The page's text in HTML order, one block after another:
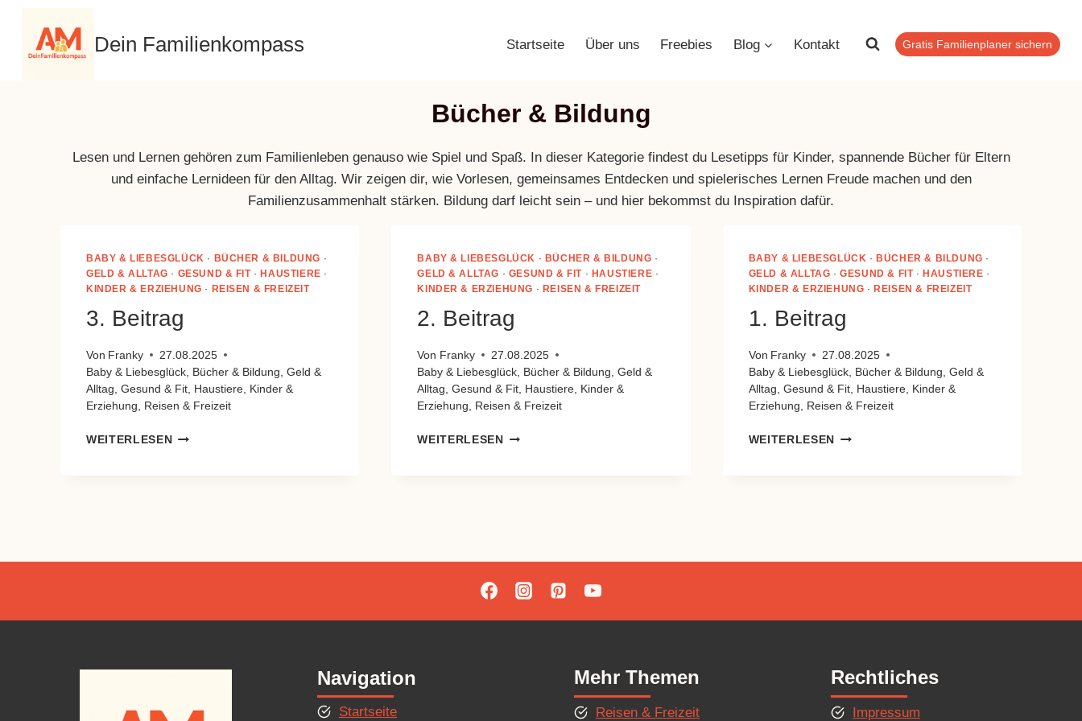
springen
Dein Familienkompass Startseite Über uns Freebies Blog Kontakt Gratis Familienplaner sichern
Bücher & Bildung
Lesen und Lernen gehören zum Familienleben genauso wie Spiel und Spaß. In dieser Kategorie findest du Lesetipps für Kinder, spannende Bücher für Eltern
und einfache Lernideen für den Alltag. Wir zeigen dir, wie Vorlesen, gemeinsames Entdecken und spielerisches Lernen Freude machen und den
Familienzusammenhalt stärken. Bildung darf leicht sein – und hier bekommst du Inspiration dafür.
BABY & LIEBESGLÜCK · BÜCHER & BILDUNG ·
GELD & ALLTAG · GESUND & FIT· HAUSTIERE ·
KINDER & ERZIEHUNG · REISEN & FREIZEIT
3. Beitrag
Von Franky
27.08.2025
Baby & Liebesglück
Bücher & Bildung Geld &
Alltag Gesund & Fit Haustiere
Kinder &
Erziehung
Reisen & Freizeit
WEITERLESEN3.
BABY & LIEBESGLÜCK · BÜCHER & BILDUNG ·
GELD & ALLTAG · GESUND & FIT · HAUSTIERE ·
KINDER & ERZIEHUNG · REISEN & FREIZEIT
2. Beitrag
Von Franky
27.08.2025
Baby & Liebesglück
Bücher & Bildung ,Geld &
Alltag ,Gesund & Fit Haustiere
Kinder &
Erziehung
Reisen & Freizeit
WEITERLESEN2.
BABY & LIEBESGLÜCK · BÜCHER & BILDUNG ·
GELD & ALLTAG ·GESUND & FIT· HAUSTIERE ·
KINDER & ERZIEHUNG · REISEN & FREIZEIT
1. Beitrag
Von Franky
27.08.2025
Baby & Liebesglück, Bücher & Bildung Geld &
Alltag Gesund & Fit, Haustiere,
Kinder &
Erziehung
Reisen & Freizeit
WEITERLESEN
Navigation
Startseite
Mehr Themen
Reisen & Freizeit
Rechtliches
Impressum